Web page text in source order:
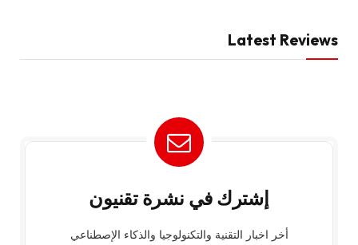
Latest Reviews
إشترك في نشرة تقنيون
أخر اخبار التقنية والتكنولوجيا والذكاء الإصطناعي